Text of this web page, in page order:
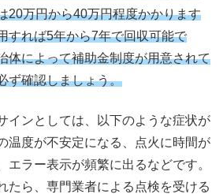
20万円から40万円程度かかります
すれば5年から7年で回収可能で
体によって補助金制度が用意されて
ず確認しましょう。
インとしては、以下のような症状が
温度が不安定になる、点火に時間が
エラー表示が頻繁に出るなどです。
たら、専門業者による点検を受ける